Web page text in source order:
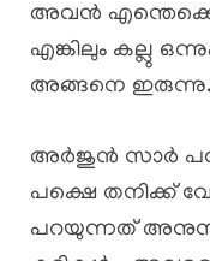
അവൻ
എങ്കിലും കല്ലു
അങ്ങനെ ഇരുന്നു.
അർജുൻ സാർ
പക്ഷെ തനിക്ക്
പറയുന്നത്